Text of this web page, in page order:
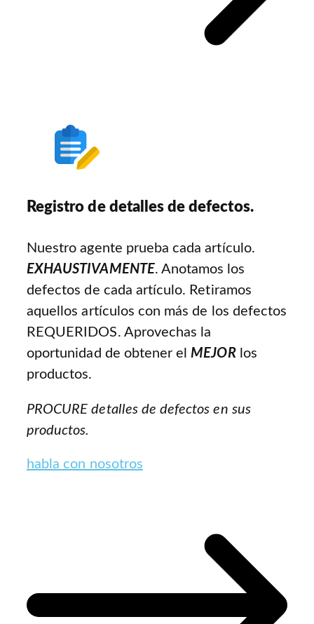
Registro de detalles de defectos.
Nuestro agente prueba cada artículo.
EXHAUSTIVAMENTE. Anotamos los
defectos de cada artículo. Retiramos
aquellos artículos con más de los defectos
REQUERIDOS. Aprovechas la
oportunidad de obtener elMEJORlos
productos.
PROCURE detalles de defectos en sus
productos.
habla con nosotros